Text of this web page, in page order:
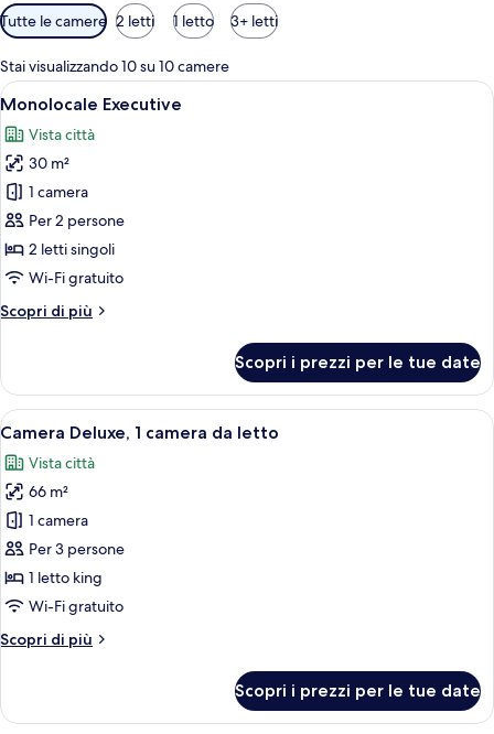
Filtri
disponibili
per
le
camere
Tutte le camere 2 letti 1 letto 3+ letti
Stai visualizzando 10 su 10 camere
Apri
tutte
le
foto
per
Monolocale
Executive
Una camera d'albergo moderna con
6
Monolocale Executive
Vista città
30 m²
1 camera
Per 2 persone
2 letti singoli
Wi-Fi gratuito
Scopri di più
Altri
Executive
Scopri i prezzi per le tue date
Apri
tutte
le
foto
per
Camera
Deluxe,
1
camera
da
Una camera d'albergo moderna
7
Camera Deluxe, 1 camera da letto
Vista città
66 m²
1 camera
Per 3 persone
1 letto king
Wi-Fi gratuito
Scopri di più
Altri
Deluxe,
Scopri i prezzi per le tue date